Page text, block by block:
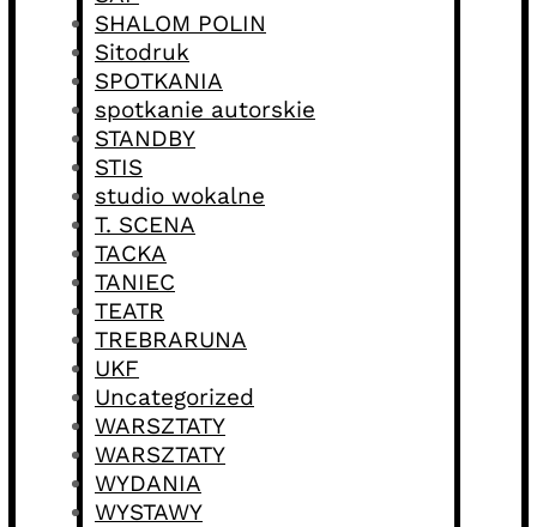
SHALOM POLIN
Sitodruk
SPOTKANIA
spotkanie autorskie
STANDBY
STIS
studio wokalne
T. SCENA
TACKA
TANIEC
TEATR
TREBRARUNA
UKF
Uncategorized
WARSZTATY
WARSZTATY
WYDANIA
WYSTAWY